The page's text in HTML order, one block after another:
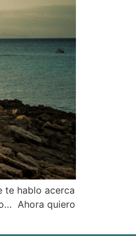
te hablo acerca
Ahora quiero